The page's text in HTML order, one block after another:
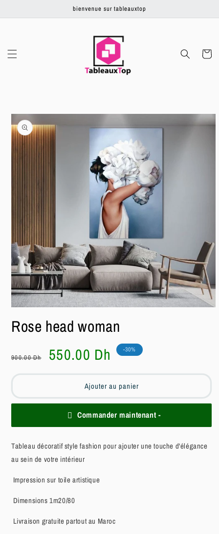
contenu
bienvenue sur tableauxtop
Panier
Passer aux
informations
produits
média
1
fenêtre
modale
Rose head woman
habituel
900.00 Dh
Prix
soldé
550.00 Dh -30%
Ajouter au panier
Commander maintenant -
Tableau décoratif style fashion pour ajouter une touche d'élégance
au sein de votre intérieur
Impression sur toile artistique
Dimensions 1m20/80
Livraison gratuite partout au Maroc